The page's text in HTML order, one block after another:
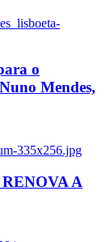
o
Mendes,
335x256.jpg
A